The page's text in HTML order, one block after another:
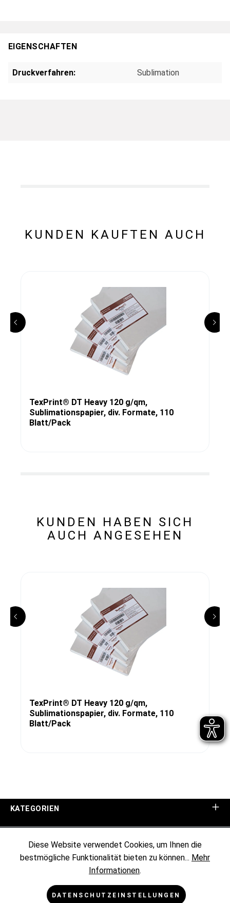
EIGENSCHAFTEN
Druckverfahren: Sublimation
KUNDEN KAUFTEN AUCH
TexPrint® DT Heavy 120 g/qm,
Sublimationspapier, div. Formate, 110
Blatt/Pack
KUNDEN HABEN SICH
AUCH ANGESEHEN
TexPrint® DT Heavy 120 g/qm,
Sublimationspapier, div. Formate, 110
Blatt/Pack
KATEGORIEN
KUNDENINFORMATIONEN
RECHTLICHES
Diese Website verwendet Cookies, um Ihnen die
bestmögliche Funktionalität bieten zu können... Mehr
Informationen.
DATENSCHUTZEINSTELLUNGEN